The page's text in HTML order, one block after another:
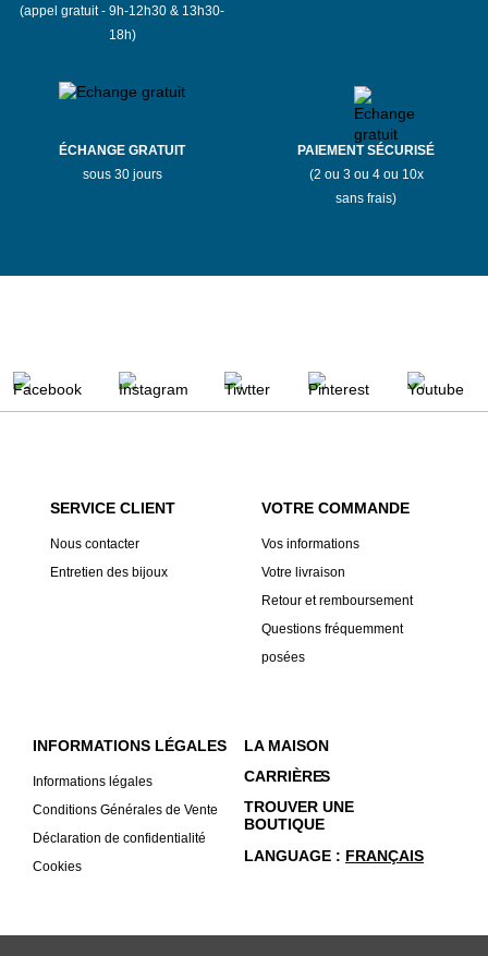
(appel gratuit - 9h-12h30 & 13h30-
18h)
ÉCHANGE GRATUIT
sous 30 jours
PAIEMENT SÉCURISÉ
(2 ou 3 ou 4 ou 10x
sans frais)
SERVICE CLIENT
Nous contacter
Entretien des bijoux
VOTRE COMMANDE
Vos informations
Votre livraison
Retour et remboursement
Questions fréquemment
posées
INFORMATIONS LÉGALES
Informations légales
Conditions Générales de Vente
Déclaration de confidentialité
Cookies
LA MAISON
CARRIÈRES
TROUVER UNE
BOUTIQUE
LANGUAGE
FRANÇAIS